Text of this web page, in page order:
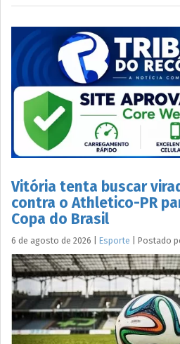
Vitória tenta buscar
contra o Athletico-PR
Copa do Brasil
6 de agosto de 2026 Esporte Postado